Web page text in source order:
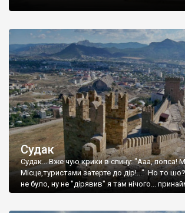
Судак
Судак... Вже чую крики в спину: "Ааа, попса!
Місце,туристами затерте до дір!..." Но то
не було, ну не "дірявив" я там нічого...